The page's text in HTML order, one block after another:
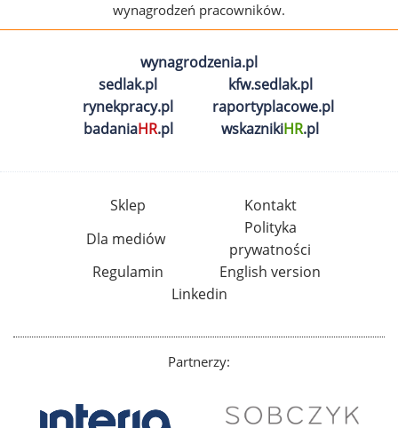
wynagrodzeń pracowników.
wynagrodzenia.pl
sedlak.pl
kfw.sedlak.pl
rynekpracy.pl
raportyplacowe.pl
badaniaHR.pl wskaznikiHR.pl
Sklep
Kontakt
Dla mediów
Polityka
prywatności
Regulamin
English version
Linkedin
Partnerzy: